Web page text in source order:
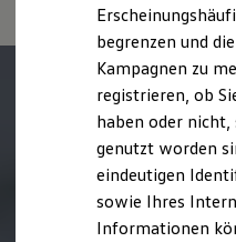
Marke und Erlebnis
Volkswagen R und
R-Modelle
R Experience
Driving Experience
Volkswagen
Lifestyle Shop
T-Roc
Golf
begrenzen und
Kampagnen zu
registrieren, ob
haben oder
genutzt worden
eindeutigen
sowie Ihres
Informationen